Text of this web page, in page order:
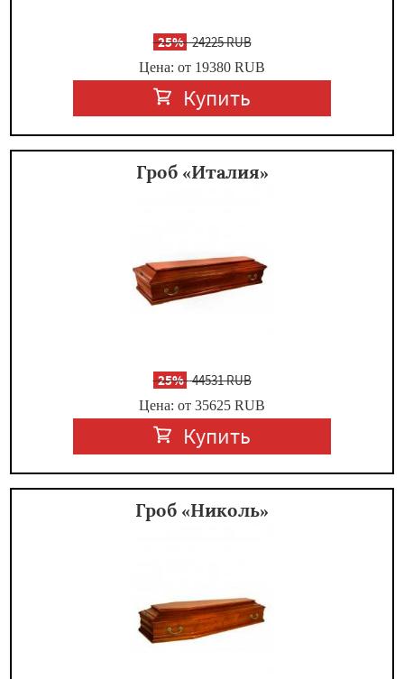
-25%24225 RUB
Цена: от 19380 RUB
Купить
Гроб «Италия»
-25%44531 RUB
Цена: от 35625 RUB
Купить
Гроб «Николь»